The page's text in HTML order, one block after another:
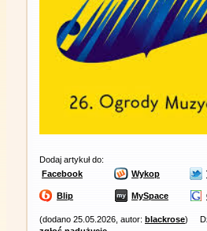
Dodaj artykuł do:
Facebook
Wykop
Blip MySpace
(dodano 25.05.2026, autor: blackrose)